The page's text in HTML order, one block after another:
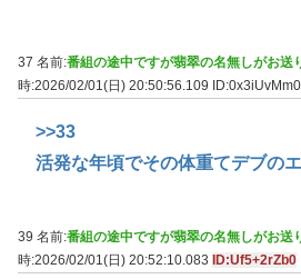
37 名前:番組の途中ですが翡翠の名無しがお送
時:2026/02/01(日) 20:50:56.109
ID:0x3iUvMm0
>>33
活発な年頃でその体重てデブの
39 名前:番組の途中ですが翡翠の名無しがお送
時:2026/02/01(日) 20:52:10.083
ID:Uf5+2rZb0